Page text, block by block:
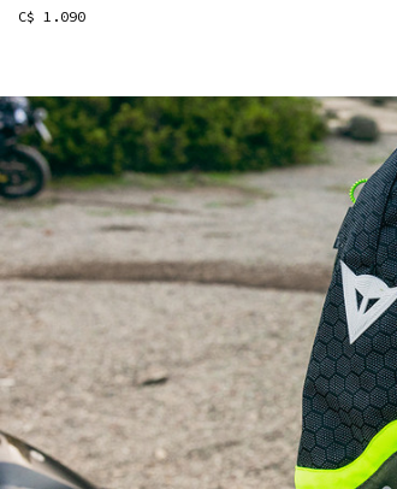
C$ 1.090